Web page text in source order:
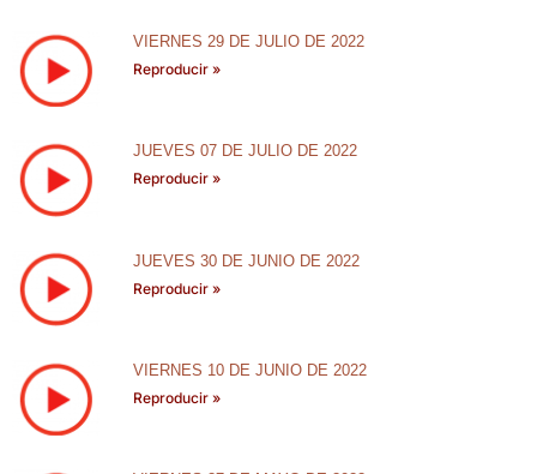
VIERNES 29 DE JULIO DE 2022
Reproducir »
JUEVES 07 DE JULIO DE 2022
Reproducir »
JUEVES 30 DE JUNIO DE 2022
Reproducir »
VIERNES 10 DE JUNIO DE 2022
Reproducir »